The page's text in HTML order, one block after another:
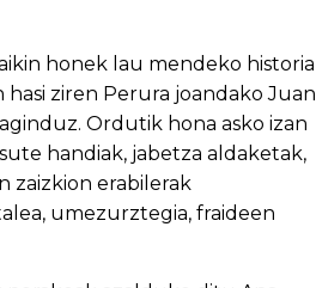
honek lau mendeko historia
ziren Perura joandako Juan
Ordutik hona asko izan
handiak, jabetza aldaketak,
zaizkion erabilerak
umezurztegia, fraideen